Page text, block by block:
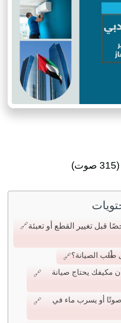
مكيفات دبي | 11 فحصًا قبل تغيير القطع أو تعبئة
طلب الصيانة؟
مكيفك يحتاج صيانة
صوتًا أو يسرب ماء في